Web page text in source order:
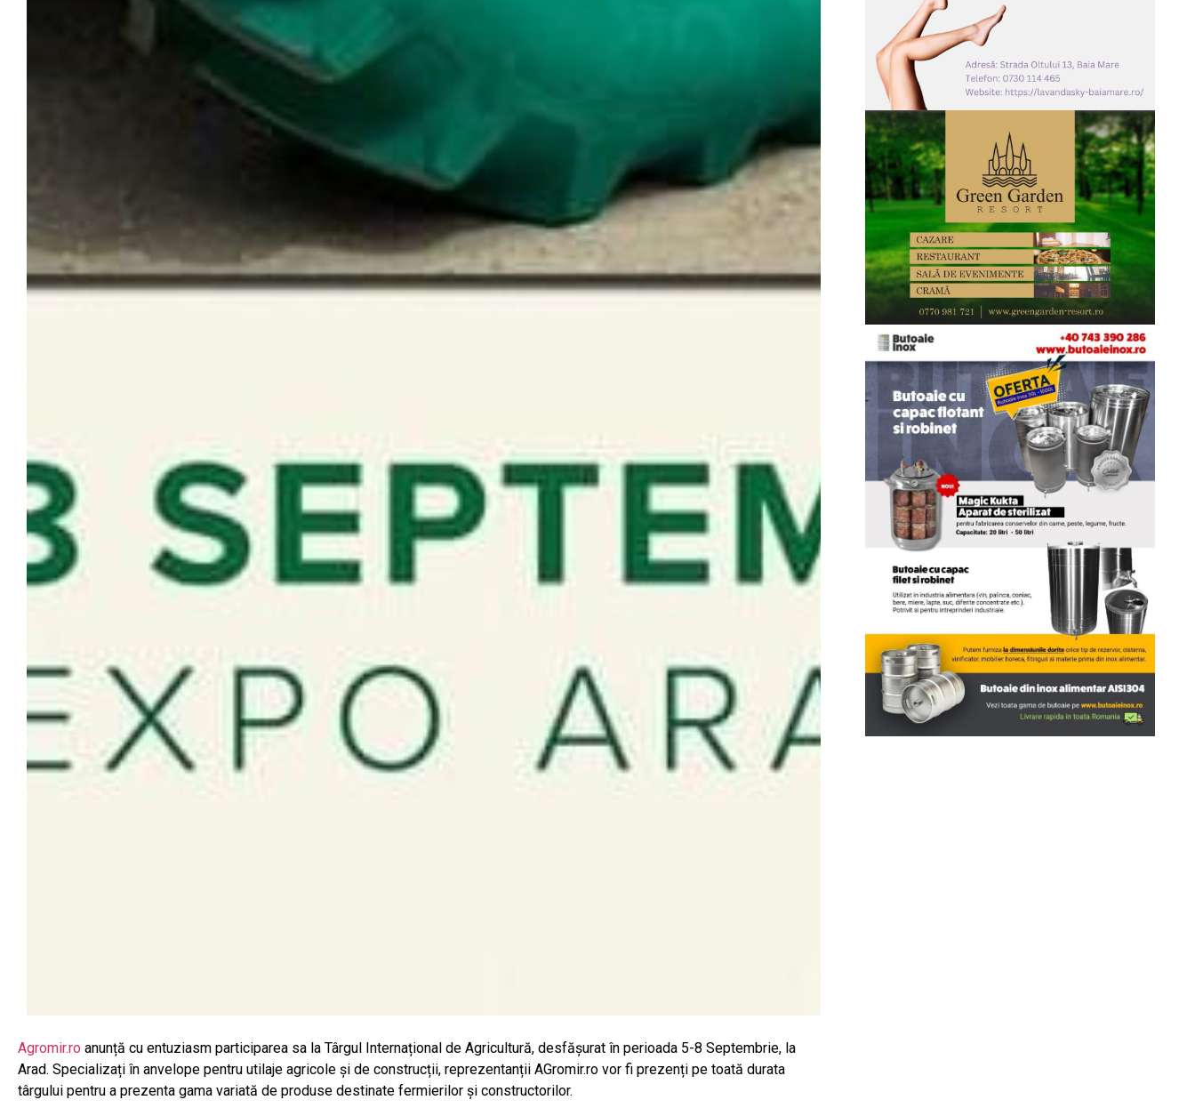
Agromir.ro anunță cu entuziasm participarea sa la Târgul Internațional de Agricultură, desfășurat în perioada 5-8 Septembrie, la
Arad. Specializați în anvelope pentru utilaje agricole și de construcții, reprezentanții AGromir.ro vor fi prezenți pe toată durata
târgului pentru a prezenta gama variată de produse destinate fermierilor și constructorilor.